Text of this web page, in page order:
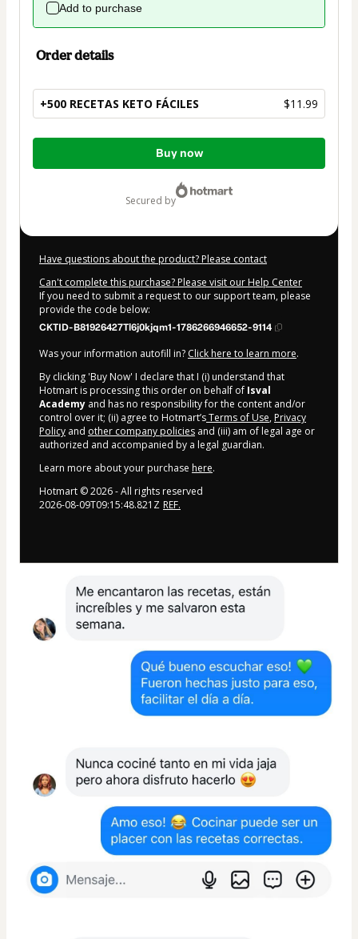
Add to purchase
Order details
+500 RECETAS KETO FÁCILES $11.99
Total
Buy now
secured by
Have questions about the product? Please contact
Can't complete this purchase? Please visit our Help Center
If you need to submit a request to our support team, please
provide the code below:
CKTID-B81926427Tl6j0kjqm1-1786266946652-9114
Was your information autofill in? Click here to learn more.
By clicking 'Buy Now' I declare that I (i) understand that
Hotmart is processing this order on behalf of Isval
Academy and has no responsibility for the content and/or
control over it; (ii) agree to Hotmart’sTerms of Use, Privacy
Policy and other company policies and (iii) am of legal age or
authorized and accompanied by a legal guardian.
Learn more about your purchase here.
Hotmart ©2026- All rights reserved
2026-08-09T09:15:48.821Z REF.